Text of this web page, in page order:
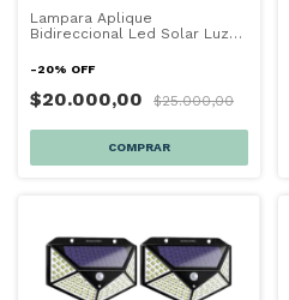
Lampara Aplique
Bidireccional Led Solar Luz
-20% OFF
$20.000,00 $25.000,00